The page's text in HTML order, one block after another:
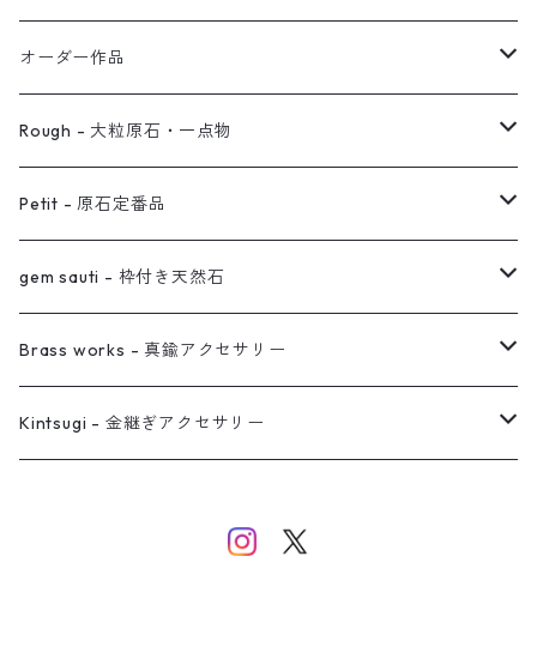
イヤリング対応
ノンホールピアス
オーダー用ページ
真鍮イヤーカフ
バングル
ブローチ
ヘアアクセサリー
オーダー作品
リング
ネックレス
ピアス
イヤーカフ
バングル
Rough - 大粒原石・一点物
ピアス
リング
ネックレス
イヤーカフ
Petit - 原石定番品
ピアス
リング
ネックレス
gem sauti - 枠付き天然石
ピアス
ネックレス
Brass works - 真鍮アクセサリー
リング
Kintsugi - 金継ぎアクセサリー